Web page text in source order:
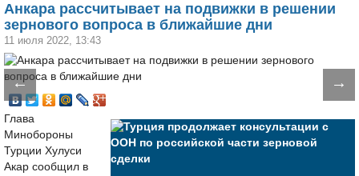
Анкара рассчитывает на подвижки в решении
зернового вопроса в ближайшие дни
11 июля 2022, 13:43
← →
Глава
Минобороны
Турции Хулуси
Акар сообщил в